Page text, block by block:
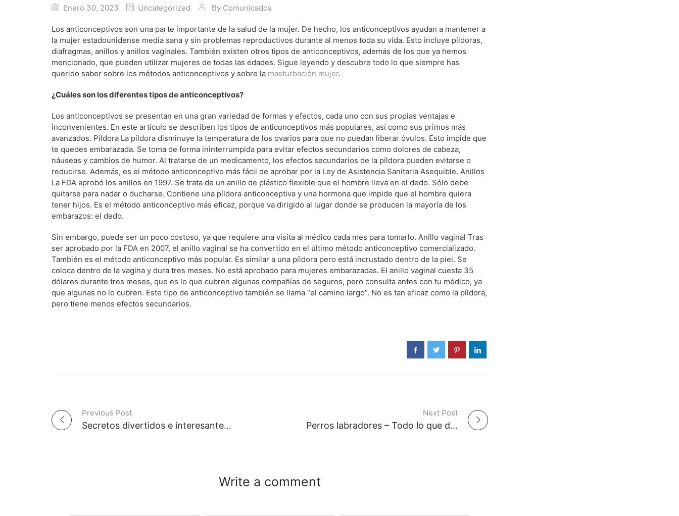
Enero 30, 2023 Uncategorized By Comunicados
Los anticonceptivos son una parte importante de la salud de la mujer. De hecho, los anticonceptivos ayudan a mantener a
la mujer estadounidense media sana y sin problemas reproductivos durante al menos toda su vida. Esto incluye píldoras,
diafragmas, anillos y anillos vaginales. También existen otros tipos de anticonceptivos, además de los que ya hemos
mencionado, que pueden utilizar mujeres de todas las edades. Sigue leyendo y descubre todo lo que siempre has
querido saber sobre los métodos anticonceptivos y sobre la masturbación mujer.
¿Cuáles son los diferentes tipos de anticonceptivos?
Los anticonceptivos se presentan en una gran variedad de formas y efectos, cada uno con sus propias ventajas e
inconvenientes. En este artículo se describen los tipos de anticonceptivos más populares, así como sus primos más
avanzados. Píldora La píldora disminuye la temperatura de los ovarios para que no puedan liberar óvulos. Esto impide que
te quedes embarazada. Se toma de forma ininterrumpida para evitar efectos secundarios como dolores de cabeza,
náuseas y cambios de humor. Al tratarse de un medicamento, los efectos secundarios de la píldora pueden evitarse o
reducirse. Además, es el método anticonceptivo más fácil de aprobar por la Ley de Asistencia Sanitaria Asequible. Anillos
La FDA aprobó los anillos en 1997. Se trata de un anillo de plástico flexible que el hombre lleva en el dedo. Sólo debe
quitarse para nadar o ducharse. Contiene una píldora anticonceptiva y una hormona que impide que el hombre quiera
tener hijos. Es el método anticonceptivo más eficaz, porque va dirigido al lugar donde se producen la mayoría de los
embarazos: el dedo.
Sin embargo, puede ser un poco costoso, ya que requiere una visita al médico cada mes para tomarlo. Anillo vaginal Tras
ser aprobado por la FDA en 2007, el anillo vaginal se ha convertido en el último método anticonceptivo comercializado.
También es el método anticonceptivo más popular. Es similar a una píldora pero está incrustado dentro de la piel. Se
coloca dentro de la vagina y dura tres meses. No está aprobado para mujeres embarazadas. El anillo vaginal cuesta 35
dólares durante tres meses, que es lo que cubren algunas compañías de seguros, pero consulta antes con tu médico, ya
que algunas no lo cubren. Este tipo de anticonceptivo también se llama “el camino largo”. No es tan eficaz como la píldora,
pero tiene menos efectos secundarios.
P
Previous Post
Secretos divertidos e interesantes del Tarot que puedes usar para predecir tu futuro
Next Post
Perros labradores – Todo lo que debe saber sobre el carácter de este perro
Write a comment